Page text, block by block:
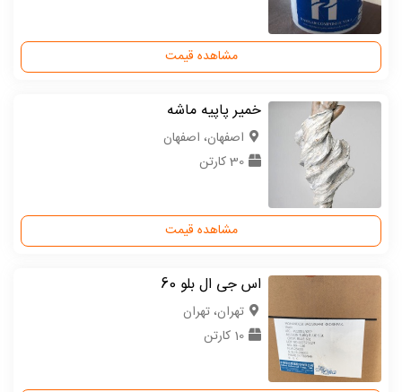
مشاهده قیمت
خمیر پا‌پیه ماشه
اصفهان، اصفهان
30 کارتن
مشاهده قیمت
اس جی ال بلو 60
تهران، تهران
10 کارتن